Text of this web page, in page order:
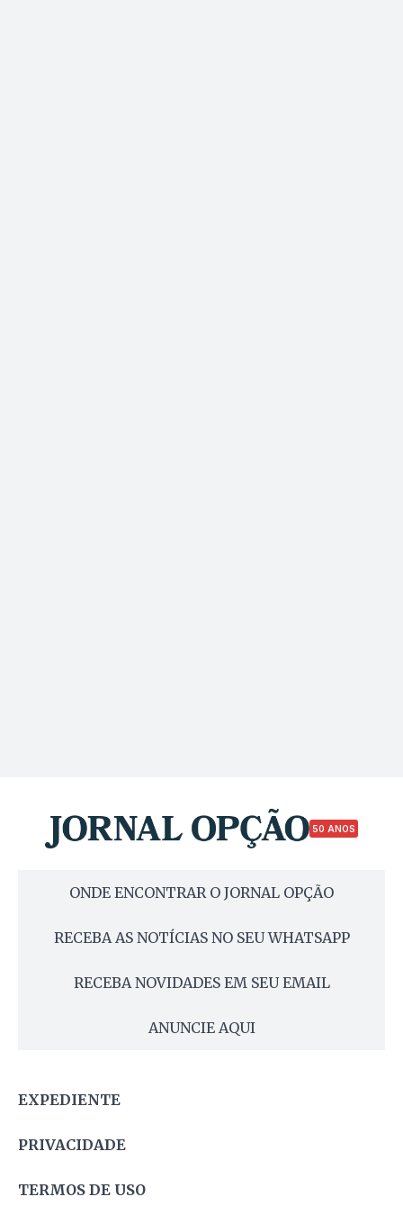
50 ANOS
ONDE ENCONTRAR O JORNAL OPÇÃO
RECEBA AS NOTÍCIAS NO SEU WHATSAPP
RECEBA NOVIDADES EM SEU EMAIL
ANUNCIE AQUI
EXPEDIENTE
PRIVACIDADE
TERMOS DE USO